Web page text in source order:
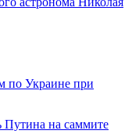
по Украине при
на саммите